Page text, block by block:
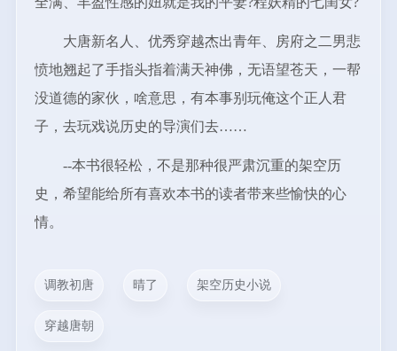
大唐新名人、优秀穿越杰出青年、房府之二男悲
愤地翘起了手指头指着满天神佛，无语望苍天，一帮
没道德的家伙，啥意思，有本事别玩俺这个正人君
子，去玩戏说历史的导演们去……
--本书很轻松，不是那种很严肃沉重的架空历
史，希望能给所有喜欢本书的读者带来些愉快的心
情。
调教初唐 晴了 架空历史小说
穿越唐朝